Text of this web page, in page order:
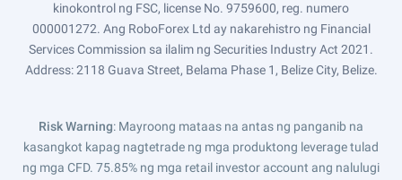
kinokontrol ng FSC, license No. 9759600, reg. numero
000001272. Ang RoboForex Ltd ay nakarehistro ng Financial
Services Commission sa ilalim ng Securities Industry Act 2021.
Address: 2118 Guava Street, Belama Phase 1, Belize City, Belize.
Risk Warning: Mayroong mataas na antas ng panganib na
kasangkot kapag nagtetrade ng mga produktong leverage tulad
ng mga CFD. 75.85% ng mga retail investor account ang nalulugi